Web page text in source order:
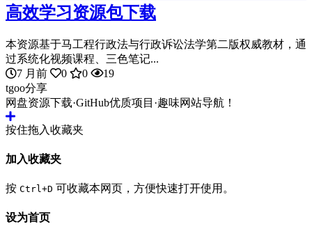
高效学习资源包下载
本资源基于马工程行政法与行政诉讼法学第二版权威教材，通
过系统化视频课程、三色笔记...
7 月前
0 0
19
tgoo分享
网盘资源下载·GitHub优质项目·趣味网站导航！
按住拖入收藏夹
加入收藏夹
按 Ctrl+D 可收藏本网页，方便快速打开使用。
设为首页